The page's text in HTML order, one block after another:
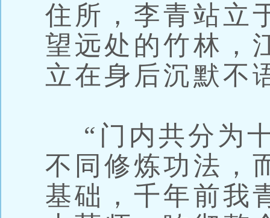
住所，李青站立
望远处的竹林，
立在身后沉默不
“门内共分为
不同修炼功法，
基础，千年前我